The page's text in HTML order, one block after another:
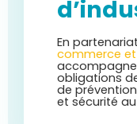
En
commerce et
accompagne
obligations
de
et sécurité